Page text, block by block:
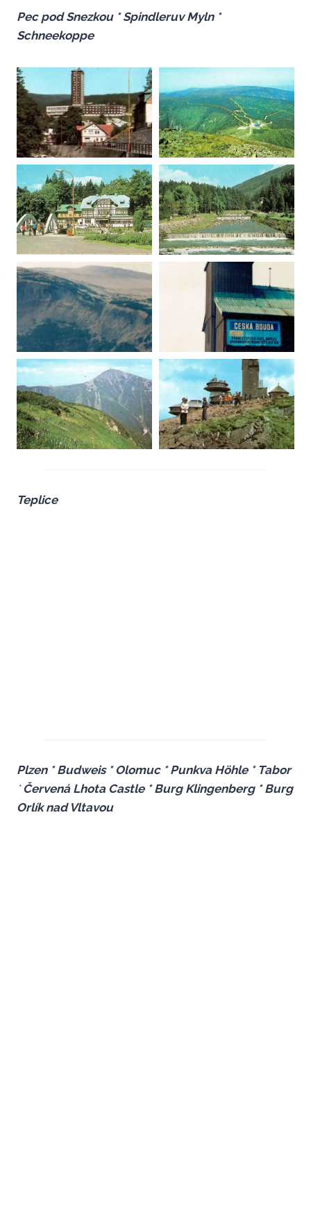
Pec pod Snezkou *Spindleruv Myln*
Schneekoppe
Teplice
Plzen * Budweis * Olomuc * Punkva Höhle * Tabor
* Červená Lhota Castle * Burg Klingenberg * Burg
Orlík nad Vltavou